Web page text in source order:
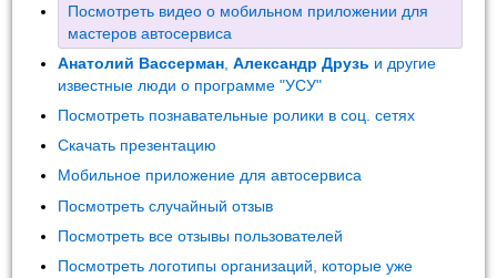
Посмотреть видео о мобильном приложении для
мастеров автосервиса
Анатолий Вассерман ,Александр Друзь и другие
известные люди о программе "УСУ"
Посмотреть познавательные ролики в соц. сетях
Скачать презентацию
Мобильное приложение для автосервиса
Посмотреть случайный отзыв
Посмотреть все отзывы пользователей
Посмотреть логотипы организаций, которые уже